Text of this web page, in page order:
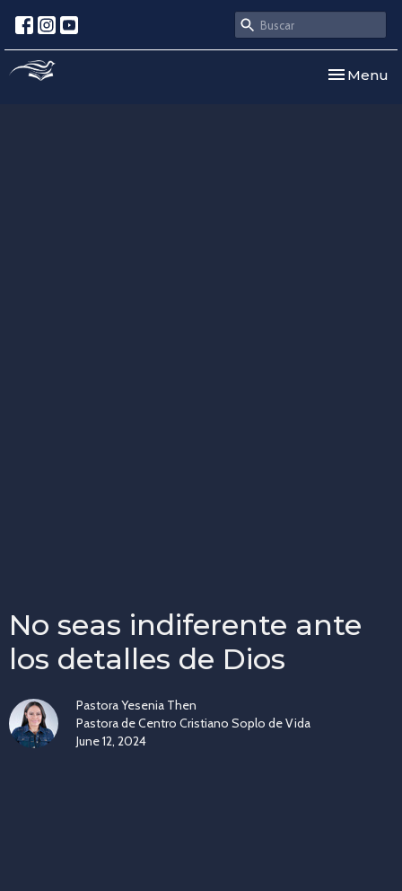
Toggle
Menu
No seas indiferente ante
los detalles de Dios
Pastora Yesenia Then
Pastora de Centro Cristiano Soplo de Vida
June 12, 2024